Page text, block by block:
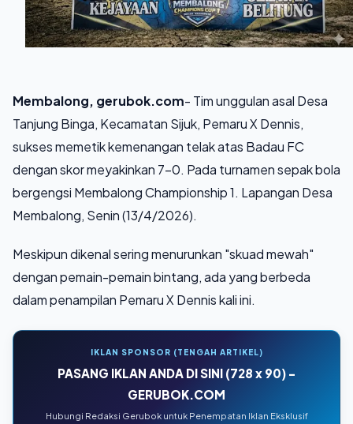
Membalong, gerubok.com- Tim unggulan asal Desa
Tanjung Binga, Kecamatan Sijuk, Pemaru X Dennis,
sukses memetik kemenangan telak atas Badau FC
dengan skor meyakinkan 7-0. Pada turnamen sepak bola
bergengsi Membalong Championship 1. Lapangan Desa
Membalong, Senin (13/4/2026).
Meskipun dikenal sering menurunkan "skuad mewah"
dengan pemain-pemain bintang, ada yang berbeda
dalam penampilan Pemaru X Dennis kali ini.
IKLAN SPONSOR (TENGAH ARTIKEL)
PASANG IKLAN ANDA DI SINI (728 x 90) -
GERUBOK.COM
Hubungi Redaksi Gerubok untuk Penempatan Iklan Eksklusif